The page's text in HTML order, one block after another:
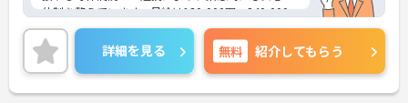
体制を整えています。月給は180,000円～240,000
円で、基本給に加え各種手当も充実。40代・50代の
方や子育て中の方も活躍中です。利用者様を尊重
し、穏やかな環境で働きたい方に最適な職場です。
ご興味のある方には、面接対策ポイントなど、さら
に詳細をお話ししますのでお気軽にご相談くださ
詳細を見る 無料 紹介してもらう